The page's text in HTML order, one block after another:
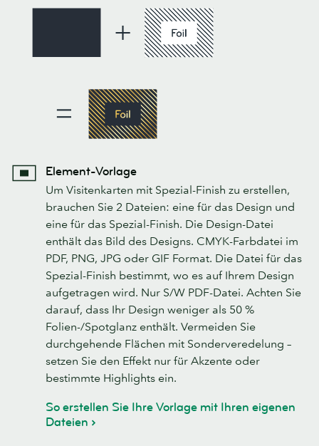
Element-Vorlage
Um Visitenkarten mit Spezial-Finish zu erstellen,
brauchen Sie 2 Dateien: eine für das Design und
eine für das Spezial-Finish. Die Design-Datei
enthält das Bild des Designs. CMYK-Farbdatei im
PDF, PNG, JPG oder GIF Format. Die Datei für das
Spezial-Finish bestimmt, wo es auf Ihrem Design
aufgetragen wird. Nur S/W PDF-Datei. Achten Sie
darauf, dass Ihr Design weniger als 50 %
Folien-/Spotglanz enthält. Vermeiden Sie
durchgehende Flächen mit Sonderveredelung –
setzen Sie den Effekt nur für Akzente oder
bestimmte Highlights ein.
So erstellen Sie Ihre Vorlage mit Ihren eigenen
Dateien